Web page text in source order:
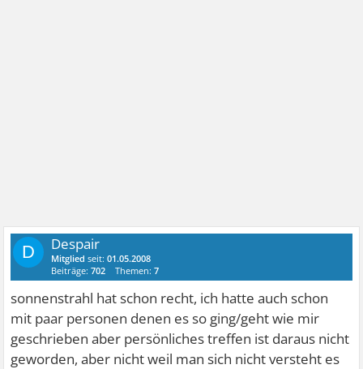
D Despair
Mitglied seit:01.05.2008
Beiträge:702 Themen:7
sonnenstrahl hat schon recht, ich hatte auch schon
mit paar personen denen es so ging/geht wie mir
geschrieben aber persönliches treffen ist daraus nicht
geworden, aber nicht weil man sich nicht versteht es